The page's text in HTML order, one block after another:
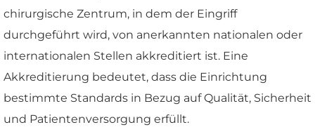
chirurgische Zentrum, in dem der Eingriff
durchgeführt wird, von anerkannten nationalen oder
internationalen Stellen akkreditiert ist. Eine
Akkreditierung bedeutet, dass die Einrichtung
bestimmte Standards in Bezug auf Qualität, Sicherheit
und Patientenversorgung erfüllt.